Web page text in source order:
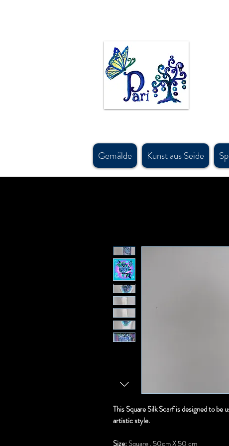
Gemälde Kunst aus Seide
This Square Silk Scarf is designed to be
artistic style.
Size:Square . 50cm X 50 cm